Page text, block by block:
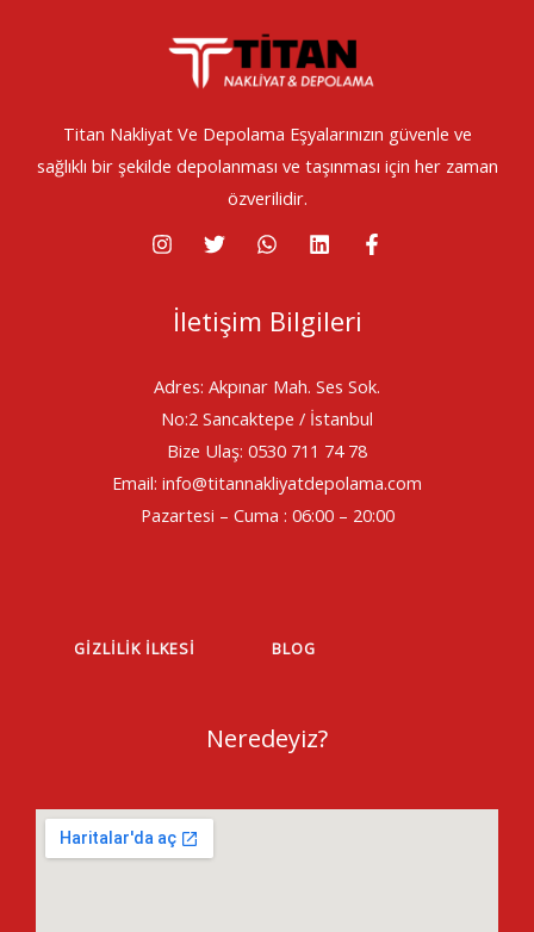
Titan Nakliyat Ve Depolama Eşyalarınızın güvenle ve
sağlıklı bir şekilde depolanması ve taşınması için her zaman
özverilidir.
İletişim Bilgileri
Adres: Akpınar Mah. Ses Sok.
No:2 Sancaktepe / İstanbul
Bize Ulaş: 0530 711 74 78
Email: info@titannakliyatdepolama.com
Pazartesi – Cuma : 06:00 – 20:00
GIZLILIK İLKESI BLOG
Neredeyiz?